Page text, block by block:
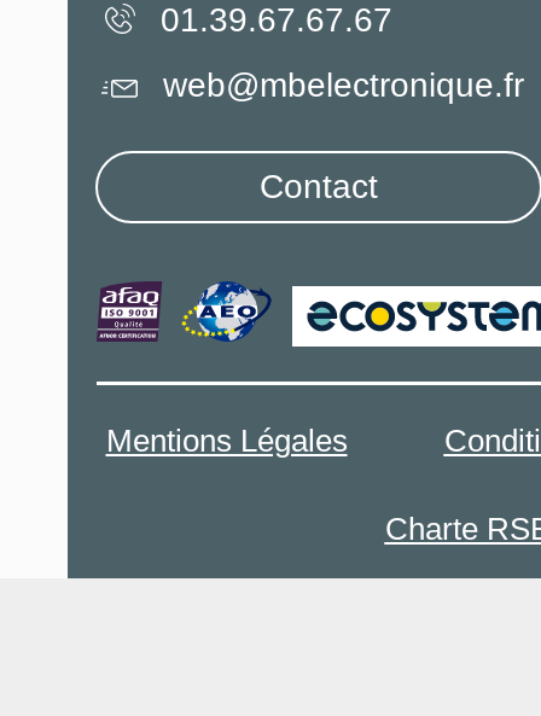
01.39.67.67.67
Mentions Légales
Charte
web@mbelectronique.fr
Contact